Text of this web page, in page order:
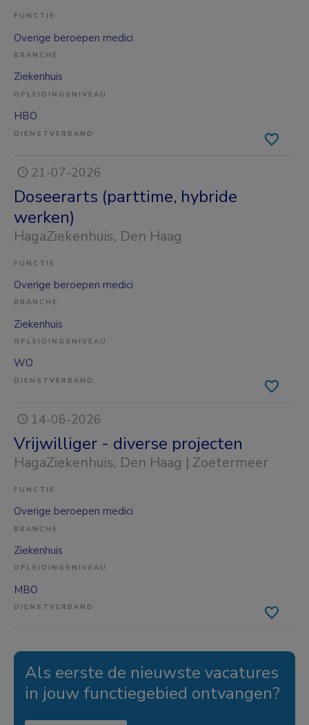
FUNCTIE
Overige beroepen medici
BRANCHE
Ziekenhuis
OPLEIDINGSNIVEAU
HBO
DIENSTVERBAND
21-07-2026
Doseerarts (parttime, hybride
werken)
HagaZiekenhuis, Den Haag
FUNCTIE
Overige beroepen medici
BRANCHE
Ziekenhuis
OPLEIDINGSNIVEAU
WO
DIENSTVERBAND
14-06-2026
Vrijwilliger - diverse projecten
HagaZiekenhuis, Den Haag | Zoetermeer
FUNCTIE
Overige beroepen medici
BRANCHE
Ziekenhuis
OPLEIDINGSNIVEAU
MBO
DIENSTVERBAND
Als eerste de nieuwste vacatures
in jouw functiegebied ontvangen?